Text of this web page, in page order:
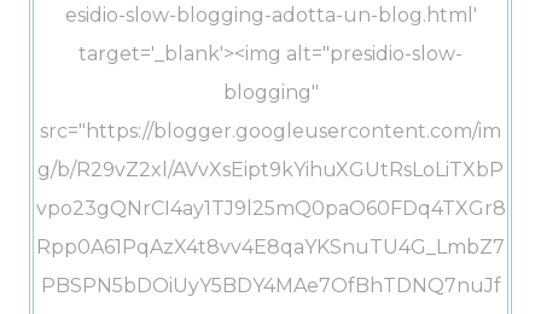
esidio-slow-blogging-adotta-un-blog.html'
target='_blank'><img alt="presidio-slow-
blogging"
src="https://blogger.googleusercontent.com/im
g/b/R29vZ2xl/AVvXsEipt9kYihuXGUtRsLoLiTXbP
vpo23gQNrCI4ay1TJ9l25mQ0paO60FDq4TXGr8
Rpp0A61PqAzX4t8vv4E8qaYKSnuTU4G_LmbZ7
PBSPN5bDOiUyY5BDY4MAe7OfBhTDNQ7nuJf